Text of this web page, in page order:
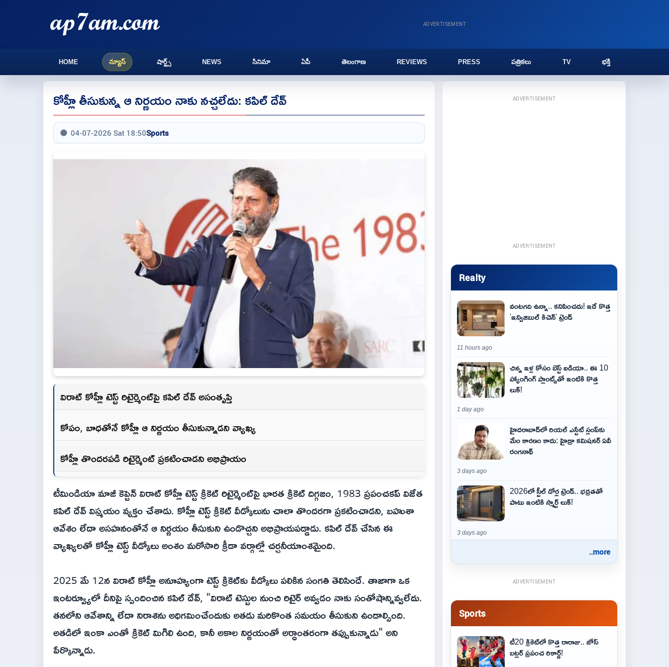
ADVERTISEMENT
HOME న్యూస్ షార్ట్స్ NEWS సినిమా ఏపీ తెలంగాణ REVIEWS PRESS పత్రికలు TV భక్తి
కోహ్లీ తీసుకున్న ఆ నిర్ణయం నాకు నచ్చలేదు: కపిల్ దేవ్
04-07-2026 Sat 18:50Sports
విరాట్ కోహ్లీ టెస్ట్ రిటైర్మెంట్‌పై కపిల్ దేవ్ అసంతృప్తి
కోపం, బాధతోనే కోహ్లీ ఆ నిర్ణయం తీసుకున్నాడని వ్యాఖ్య
కోహ్లీ తొందరపడి రిటైర్మెంట్ ప్రకటించాడని అభిప్రాయం
టీమిండియా మాజీ కెప్టెన్ విరాట్ కోహ్లీ టెస్ట్ క్రికెట్ రిటైర్మెంట్‌పై భారత క్రికెట్ దిగ్గజం, 1983 ప్రపంచకప్ విజేత
కపిల్ దేవ్ విస్మయం వ్యక్తం చేశాడు. కోహ్లీ టెస్ట్ క్రికెట్ వీడ్కోలును చాలా తొందరగా ప్రకటించాడని, బహుశా
ఆవేశం లేదా అసహనంతోనే ఆ నిర్ణయం తీసుకుని ఉండొచ్చని అభిప్రాయపడ్డాడు. కపిల్ దేవ్ చేసిన ఈ
వ్యాఖ్యలతో కోహ్లీ టెస్ట్ వీడ్కోలు అంశం మరోసారి క్రీడా వర్గాల్లో చర్చనీయాంశమైంది.
2025 మే 12న విరాట్ కోహ్లీ అనూహ్యంగా టెస్ట్ క్రికెట్‌కు వీడ్కోలు పలికిన సంగతి తెలిసిందే. తాజాగా ఒక
ఇంటర్వ్యూలో దీనిపై స్పందించిన కపిల్ దేవ్, "విరాట్ టెస్టుల నుంచి రిటైర్ అవ్వడం నాకు సంతోషాన్నివ్వలేదు.
తనలోని ఆవేశాన్ని లేదా నిరాశను అధిగమించేందుకు అతడు మరికొంత సమయం తీసుకుని ఉండాల్సింది.
అతడిలో ఇంకా ఎంతో క్రికెట్ మిగిలి ఉంది, కానీ అకాల నిర్ణయంతో అర్ధాంతరంగా తప్పుకున్నాడు" అని
పేర్కొన్నాడు.
ADVERTISEMENT
ADVERTISEMENT
Realty
వంటగది ఉన్నా.. కనిపించదు! ఇదే కొత్త
'ఇన్విజిబుల్ కిచెన్' ట్రెండ్
11 hours ago
చిన్న ఇళ్ల కోసం బెస్ట్ ఐడియా.. ఈ 10
హ్యాంగింగ్ ప్లాంట్స్‌తో ఇంటికి కొత్త
లుక్!
1 day ago
హైదరాబాద్‌లో రియల్ ఎస్టేట్ స్లంప్‌కు
మేం కారణం కాదు: హైడ్రా కమిషనర్ ఏవీ
రంగనాథ్
3 days ago
2026లో స్టీల్ డోర్ల ట్రెండ్.. భద్రతతో
పాటు ఇంటికి స్మార్ట్ లుక్!
3 days ago
..more
ADVERTISEMENT
Sports
టీ20 క్రికెట్‌లో కొత్త రారాజు.. జోస్
బట్లర్ ప్ర‌పంచ రికార్డ్‌!